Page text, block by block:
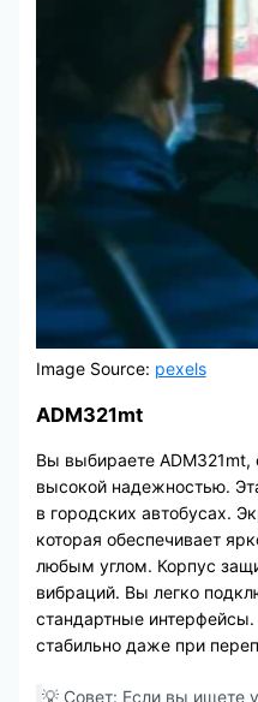
Image Source: pexels
ADM321mt
Вы выбираете
высокой надежностью.
в городских автобусах.
которая обеспечивает
любым углом. Корпус
вибраций. Вы легко
стандартные интерфейсы.
стабильно даже при
💡 Совет: Если вы ищете